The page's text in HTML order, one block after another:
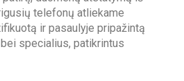
telefonų atliekame
ir pasaulyje pripažintą
specialius, patikrintus